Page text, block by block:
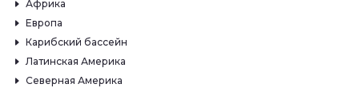
Африка
Европа
Карибский бассейн
Латинская Америка
Северная Америка